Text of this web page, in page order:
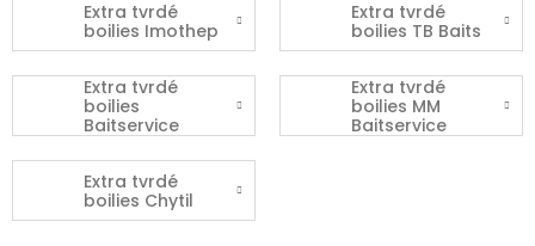
Extra tvrdé
boilies Imothep
Extra tvrdé
boilies TB Baits
Extra tvrdé
boilies
Baitservice
Austria
Extra tvrdé
boilies MM
Baitservice
Extra tvrdé
boilies Chytil